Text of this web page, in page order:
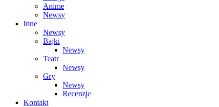
Anime
Newsy
Inne
Newsy
Bajki
Newsy
Teatr
Newsy
Gry
Newsy
Recenzje
Kontakt